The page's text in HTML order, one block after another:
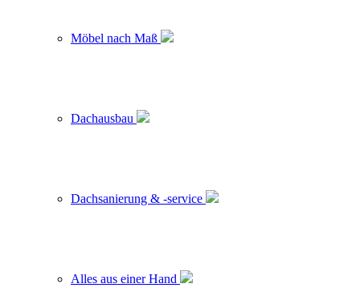
Möbel nach Maß
Dachausbau
Dachsanierung & -service
Alles aus einer Hand